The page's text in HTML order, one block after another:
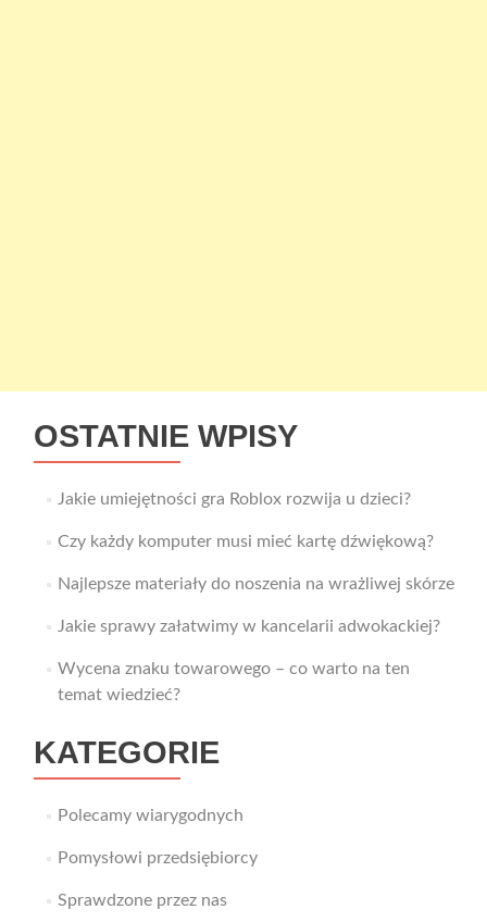
OSTATNIE WPISY
Jakie umiejętności gra Roblox rozwija u dzieci?
Czy każdy komputer musi mieć kartę dźwiękową?
Najlepsze materiały do noszenia na wrażliwej skórze
Jakie sprawy załatwimy w kancelarii adwokackiej?
Wycena znaku towarowego – co warto na ten
temat wiedzieć?
KATEGORIE
Polecamy wiarygodnych
Pomysłowi przedsiębiorcy
Sprawdzone przez nas